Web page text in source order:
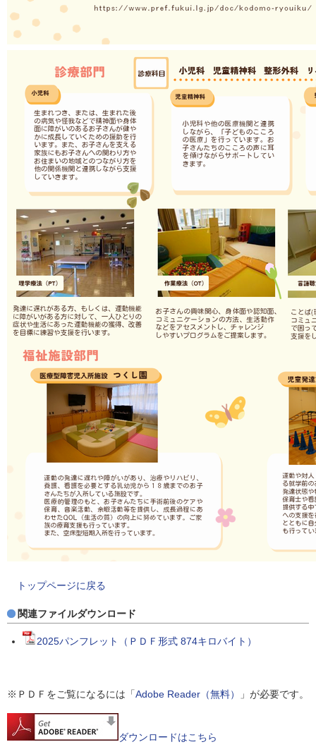
トップページに戻る
関連ファイルダウンロード
2025パンフレット（ＰＤＦ形式 874キロバイト）
※ＰＤＦをご覧になるには「Adobe Reader（無料） 」が必要です。
ダウンロードはこちら